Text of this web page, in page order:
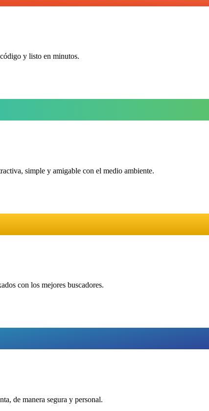
y listo en minutos.
simple y amigable con el medio ambiente.
con los mejores buscadores.
de manera segura y personal.